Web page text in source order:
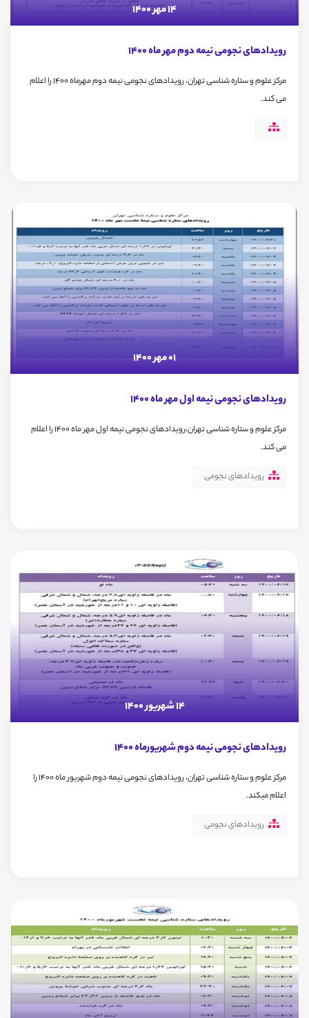
14 مهر 1400
رویدادهای نجومی نیمه دوم مهر ماه 1400
مرکز علوم و ستاره شناسی تهران، رویدادهای نجومی نیمه دوم مهرماه 1400 را اعلام
می کند.
01 مهر 1400
رویدادهای نجومی نیمه اول مهر ماه 1400
مرکز علوم و ستاره شناسی تهران،رویدادهای نجومی نیمه اول مهر ماه 1400 را اعلام
می کند.
رویدادهای نجومی
14 شهریور 1400
رویدادهای نجومی نیمه دوم شهریورماه 1400
مرکز علوم و ستاره شناسی تهران، رویدادهای نجومی نیمه دوم شهریور ماه 1400 را
اعلام میکند.
رویدادهای نجومی